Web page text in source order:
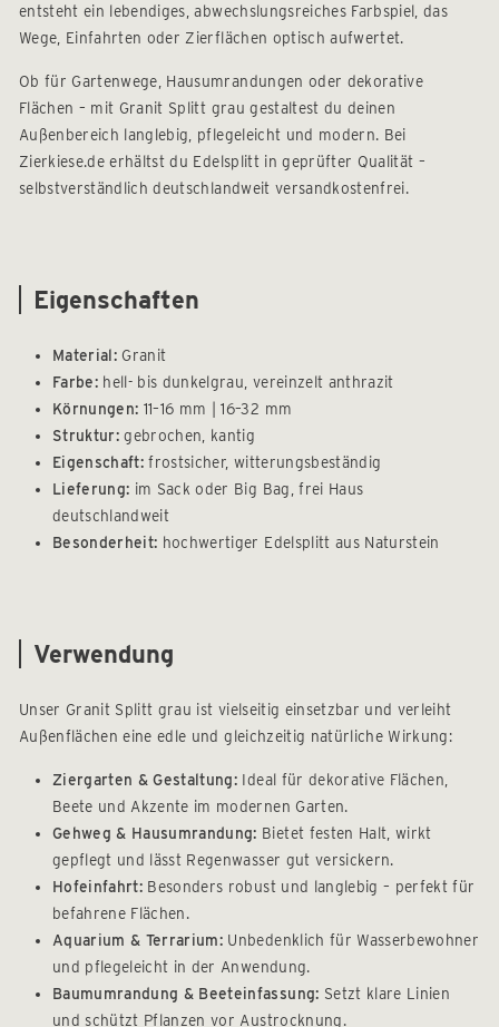
entsteht ein lebendiges, abwechslungsreiches Farbspiel, das
Wege, Einfahrten oder Zierflächen optisch aufwertet.
Ob für Gartenwege, Hausumrandungen oder dekorative
Flächen – mit Granit Splitt grau gestaltest du deinen
Außenbereich langlebig, pflegeleicht und modern. Bei
Zierkiese.de erhältst du Edelsplitt in geprüfter Qualität –
selbstverständlich deutschlandweit versandkostenfrei.
Eigenschaften
Material: Granit
Farbe: hell- bis dunkelgrau, vereinzelt anthrazit
Körnungen: 11–16 mm | 16–32 mm
Struktur: gebrochen, kantig
Eigenschaft: frostsicher, witterungsbeständig
Lieferung: im Sack oder Big Bag, frei Haus
deutschlandweit
Besonderheit: hochwertiger Edelsplitt aus Naturstein
Verwendung
Unser Granit Splitt grau ist vielseitig einsetzbar und verleiht
Außenflächen eine edle und gleichzeitig natürliche Wirkung:
Ziergarten & Gestaltung: Ideal für dekorative Flächen,
Beete und Akzente im modernen Garten.
Gehweg & Hausumrandung: Bietet festen Halt, wirkt
gepflegt und lässt Regenwasser gut versickern.
Hofeinfahrt: Besonders robust und langlebig – perfekt für
befahrene Flächen.
Aquarium & Terrarium: Unbedenklich für Wasserbewohner
und pflegeleicht in der Anwendung.
Baumumrandung & Beeteinfassung: Setzt klare Linien
und schützt Pflanzen vor Austrocknung.